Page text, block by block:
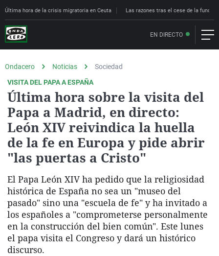
Última hora de la crisis migratoria en Ceuta Las razones tras el cese de la
EN DIRECTO
Ondacero Noticias
Sociedad
VISITA DEL PAPA A ESPAÑA
Última hora sobre la visita del
Papa a Madrid, en directo:
León XIV reivindica la huella
de la fe en Europa y pide abrir
"las puertas a Cristo"
El Papa León XIV ha pedido que la religiosidad
histórica de España no sea un "museo del
pasado" sino una "escuela de fe" y ha invitado a
los españoles a "comprometerse personalmente
en la construcción del bien común". Este lunes
el papa visita el Congreso y dará un histórico
discurso.